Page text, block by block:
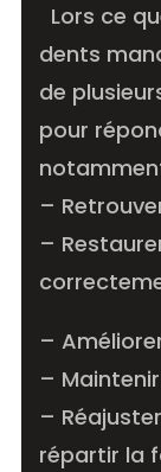
Lors ce
dents
de
pour
–
–
–
–
–
répartir la